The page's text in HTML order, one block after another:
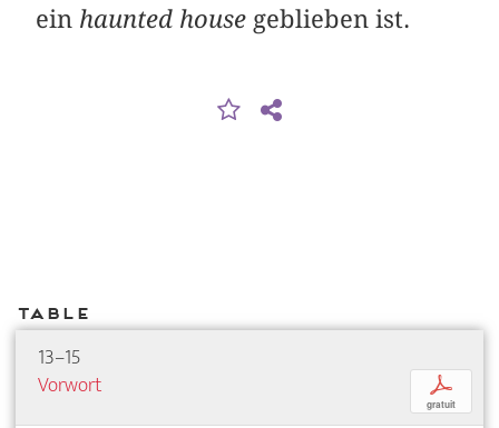
ein haunted house geblieben ist.
Table
13–15
Vorwort
p
gratuit